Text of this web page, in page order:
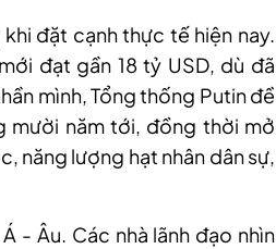
đặt cạnh thực tế hiện nay.
đạt gần 18 tỷ USD, dù đã
mình, Tổng thống Putin đề
mười năm tới, đồng thời mở
năng lượng hạt nhân dân sự,
- Âu. Các nhà lãnh đạo nhìn